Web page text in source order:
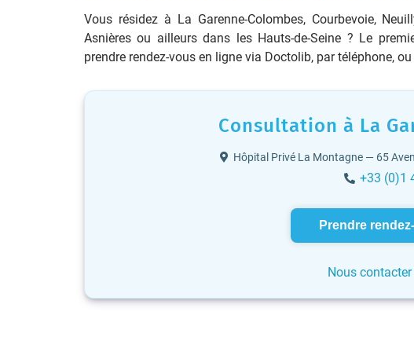
Vous résidez à La Garenne-Colombes, Courbevoie,
Asnières ou ailleurs dans les Hauts-de-Seine ? Le
prendre rendez-vous en ligne via Doctolib, par téléphone,
Consultation à La
Hôpital Privé La Montagne — 65
+33 (0)1
Prendre
Nous